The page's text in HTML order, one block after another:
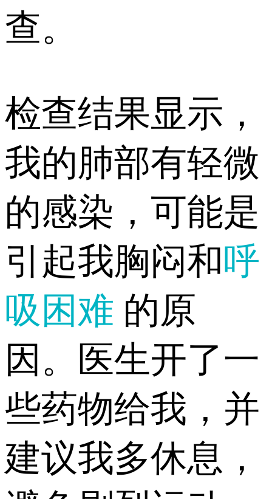
查。
检查结果显示，
我的肺部有轻微
的感染，可能是
引起我胸闷和呼
吸困难 的原
因。医生开了一
些药物给我，并
建议我多休息，